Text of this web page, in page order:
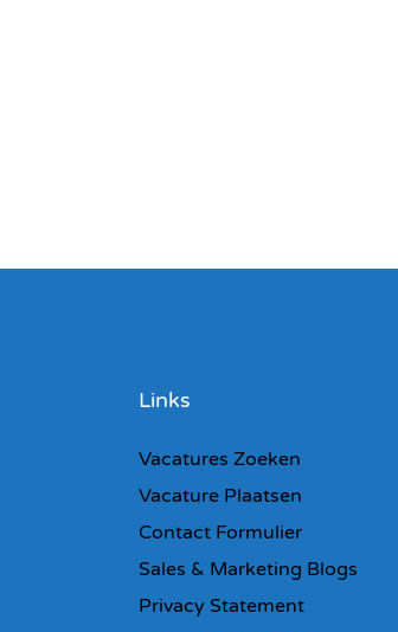
Links
Vacatures Zoeken
Vacature Plaatsen
Contact Formulier
Sales & Marketing Blogs
Privacy Statement